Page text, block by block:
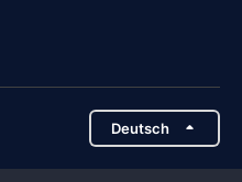
Deutsch